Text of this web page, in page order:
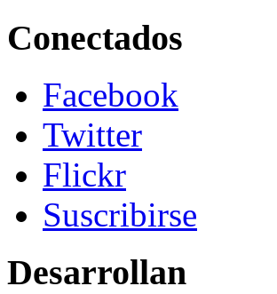
Conectados
Facebook
Twitter
Flickr
Suscribirse
Desarrollan